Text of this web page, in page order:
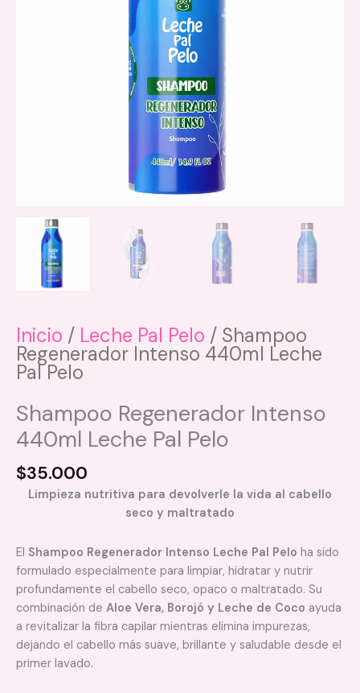
Inicio / Leche Pal Pelo / Shampoo
Regenerador Intenso 440ml Leche
Pal Pelo
Shampoo Regenerador Intenso
440ml Leche Pal Pelo
$35.000
Limpieza nutritiva para devolverle la vida al cabello
seco y maltratado
El Shampoo Regenerador Intenso Leche Pal Pelo ha sido
formulado especialmente para limpiar, hidratar y nutrir
profundamente el cabello seco, opaco o maltratado. Su
combinación de Aloe Vera, Borojó y Leche de Coco ayuda
a revitalizar la fibra capilar mientras elimina impurezas,
dejando el cabello más suave, brillante y saludable desde el
primer lavado.